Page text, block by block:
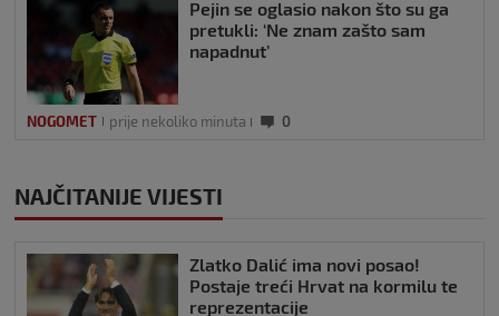
Pejin se oglasio nakon što su ga
pretukli: ‘Ne znam zašto sam
napadnut’
NOGOMET prije nekoliko minuta 0
NAJČITANIJE VIJESTI
Zlatko Dalić ima novi posao!
Postaje treći Hrvat na kormilu te
reprezentacije